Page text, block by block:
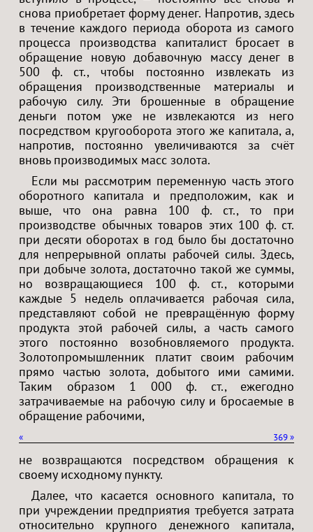
снова приобретает форму денег. Напротив, здесь
в течение каждого периода оборота из самого
процесса производства капиталист бросает в
обращение новую добавочную массу денег в
500 ф. ст., чтобы постоянно извлекать из
обращения производственные материалы и
рабочую силу. Эти брошенные в обращение
деньги потом уже не извлекаются из него
посредством кругооборота этого же капитала, а,
напротив, постоянно увеличиваются за счёт
вновь производимых масс золота.
Если мы рассмотрим переменную часть этого
оборотного капитала и предположим, как и
выше, что она равна 100 ф. ст., то при
производстве обычных товаров этих 100 ф. ст.
при десяти оборотах в год было бы достаточно
для непрерывной оплаты рабочей силы. Здесь,
при добыче золота, достаточно такой же суммы,
но возвращающиеся 100 ф. ст., которыми
каждые 5 недель оплачивается рабочая сила,
представляют собой не превращённую форму
продукта этой рабочей силы, а часть самого
этого постоянно возобновляемого продукта.
Золотопромышленник платит своим рабочим
прямо частью золота, добытого ими самими.
Таким образом 1 000 ф. ст., ежегодно
затрачиваемые на рабочую силу и бросаемые в
обращение рабочими,
« »
369
не возвращаются посредством обращения к
своему исходному пункту.
Далее, что касается основного капитала, то
при учреждении предприятия требуется затрата
относительно крупного денежного капитала,